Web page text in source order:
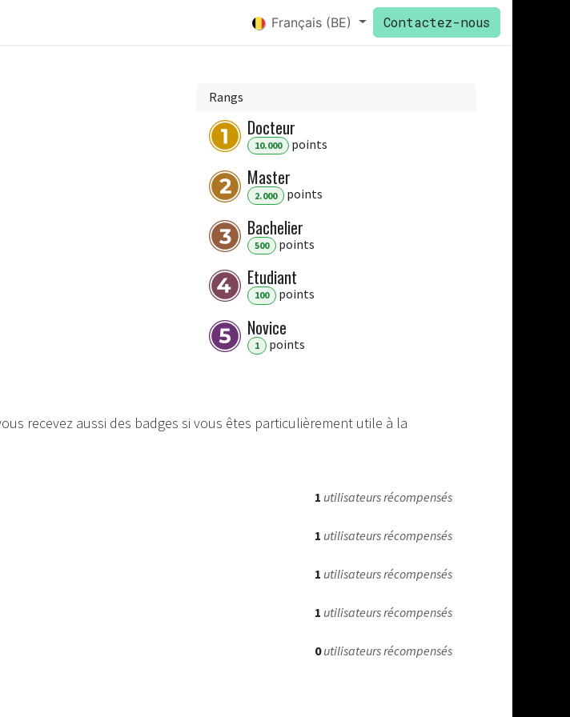
Français (BE) Contactez-nous
Rangs
Docteur
10.000 points
Master
2.000 points
Bachelier
500 points
Etudiant
100 points
Novice
1 points
recevez aussi des badges si vous êtes particulièrement utile à la
1 utilisateurs récompensés
1 utilisateurs récompensés
1 utilisateurs récompensés
1 utilisateurs récompensés
0 utilisateurs récompensés